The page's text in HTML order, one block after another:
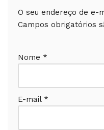
O seu endereço de e-
Campos obrigatórios
Nome *
E-mail *